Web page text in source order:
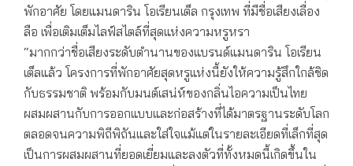
พักอาศัย โดยแมนดาริน โอเรียนเต็ล กรุงเทพ ที่มีชื่อเสียงเลื่อง
ลือ เพื่อเติมเต็มไลฟ์สไตล์ที่สุดแห่งความหรูหรา
“มากกว่าชื่อเสียงระดับตำนานของแบรนด์แมนดาริน โอเรียน
เต็ลแล้ว โครงการที่พักอาศัยสุดหรูแห่งนี้ยังให้ความรู้สึกใกล้ชิด
กับธรรมชาติ พร้อมกับมนต์เสน่ห์ของกลิ่นไอความเป็นไทย
ผสมผสานกับการออกแบบและก่อสร้างที่ได้มาตรฐานระดับโลก
ตลอดจนความพิถีพิถันและใส่ใจแม้แต่ในรายละเอียดที่เล็กที่สุด
เป็นการผสมผสานที่ยอดเยี่ยมและลงตัวที่ทั้งหมดนี้เกิดขึ้นใน